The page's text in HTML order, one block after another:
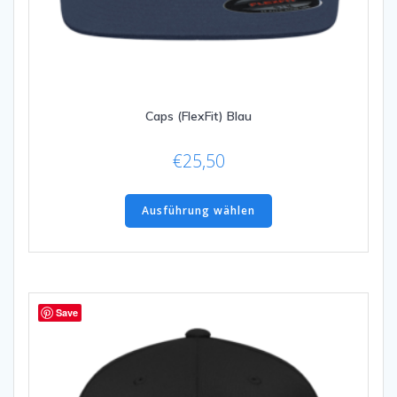
Caps (FlexFit) Blau
€25,50
Ausführung wählen
Dieses
weist
mehrere
auf.
auf
Save